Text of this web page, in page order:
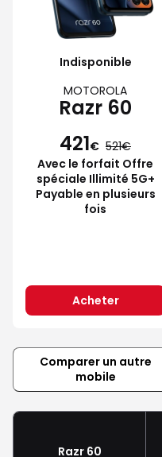
Indisponible
MOTOROLA
Razr 60
421€ 521
Avec le forfait Offre
spéciale Illimité 5G+
Payable en plusieurs
fois
Acheter
Comparer un autre
mobile
Razr 60